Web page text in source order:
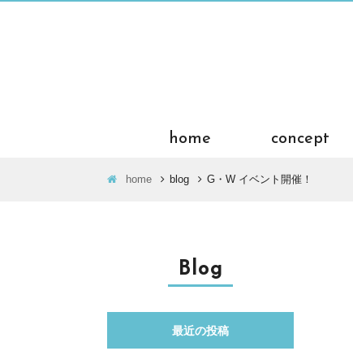
home concept
home blog G・W イベント開催！
Blog
最近の投稿